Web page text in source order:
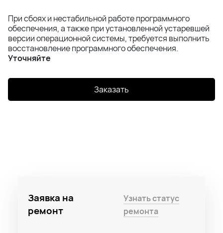
При сбоях и нестабильной работе программного
обеспечения, а также при установленной устаревшей
версии операционной системы, требуется выполнить
восстановление программного обеспечения.
Уточняйте
Заказать
Заявка на
ремонт
Узнать статус
ремонта